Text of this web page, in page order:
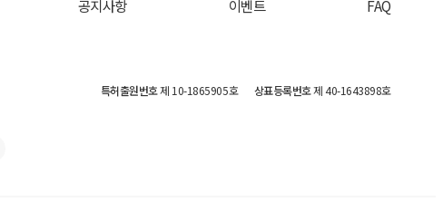
공지사항 이벤트 FAQ
특허출원번호제 10-1865905호 상표등록번호제 40-1643898호